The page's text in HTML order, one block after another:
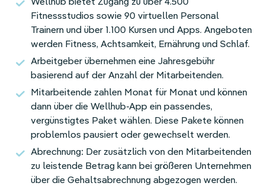
Wellhub bietet Zugang zu über 4.500
Fitnessstudios sowie 90 virtuellen Personal
Trainern und über 1.100 Kursen und Apps. Angeboten
werden Fitness, Achtsamkeit, Ernährung und Schlaf.
Arbeitgeber übernehmen eine Jahresgebühr
basierend auf der Anzahl der Mitarbeitenden.
Mitarbeitende zahlen Monat für Monat und können
dann über die Wellhub-App ein passendes,
vergünstigtes Paket wählen. Diese Pakete können
problemlos pausiert oder gewechselt werden.
Abrechnung: Der zusätzlich von den Mitarbeitenden
zu leistende Betrag kann bei größeren Unternehmen
über die Gehaltsabrechnung abgezogen werden.